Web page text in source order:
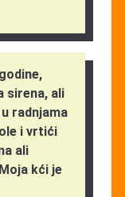
sirena, ali
radnjama
i vrtići
ali
kći je